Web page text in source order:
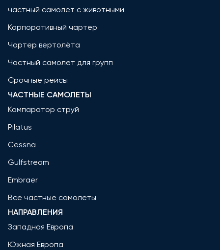
частный самолет с животными
Корпоративный чартер
Чартер вертолёта
Частный самолет для групп
Срочные рейсы
ЧАСТНЫЕ САМОЛЕТЫ
Компаратор струй
Pilatus
Cessna
Gulfstream
Embraer
Все частные самолеты
НАПРАВЛЕНИЯ
Западная Европа
Южная Европа